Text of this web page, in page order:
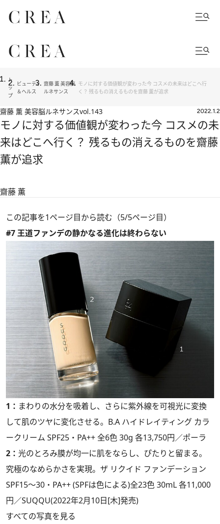
ト
ッ
プ
ビューティ
＆ヘルス
齋藤 薫 美容脳
ルネサンス
モノに対する価値観が変わった今 コスメの未来はどこへ行
く？ 残るもの消えるものを齋藤 薫が追求
齋藤 薫 美容脳ルネサンスvol.143 2022.1.2
モノに対する価値観が変わった今 コスメの未
来はどこへ行く？ 残るもの消えるものを齋藤
薫が追求
齋藤 薫
この記事を1ページ目から読む（5/5ページ目）
#7 王道ファンデの静かなる進化は終わらない
1： まわりの水分を吸着し、さらに紫外線を可視光に変換
して肌のツヤに変化させる。B.A ハイドレイティング カラ
ークリーム SPF25・PA++ 全6色 30g 各13,750円／ポーラ
2： 光のとろみ膜が均一に肌をならし、ぴたりと留まる。
究極のなめらかさを実現。ザ リクイド ファンデーション
SPF15～30・PA++ (SPFは色による)全23色 30mL 各11,000
円／SUQQU(2022年2月10日[木]発売)
すべての写真を見る